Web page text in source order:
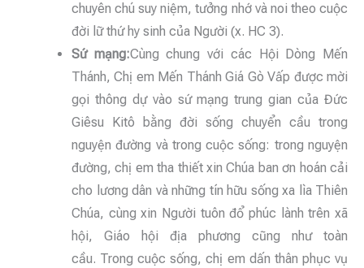
chuyên chú suy niệm, tưởng nhớ và noi theo cuộc
đời lữ thứ hy sinh của Người (x. HC 3).
Sứ mạng:Cùng chung với các Hội Dòng Mến
Thánh, Chị em Mến Thánh Giá Gò Vấp được mời
gọi thông dự vào sứ mạng trung gian của Đức
Giêsu Kitô bằng đời sống chuyển cầu trong
nguyện đường và trong cuộc sống: trong nguyện
đường, chị em tha thiết xin Chúa ban ơn hoán cải
cho lương dân và những tín hữu sống xa lìa Thiên
Chúa, cùng xin Người tuôn đổ phúc lành trên xã
hội, Giáo hội địa phương cũng như toàn
cầu. Trong cuộc sống, chị em dấn thân phục vụ